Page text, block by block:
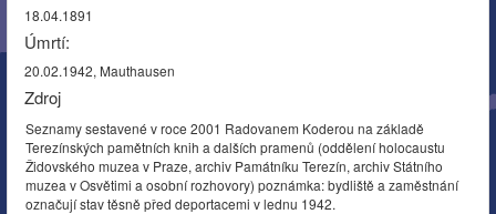
18.04.1891
Úmrtí:
20.02.1942, Mauthausen
Zdroj
Seznamy sestavené v roce 2001 Radovanem Koderou na základě
Terezínských pamětních knih a dalších pramenů (oddělení holocaustu
Židovského muzea v Praze, archiv Památníku Terezín, archiv Státního
muzea v Osvětimi a osobní rozhovory) poznámka: bydliště a zaměstnání
označují stav těsně před deportacemi v lednu 1942.